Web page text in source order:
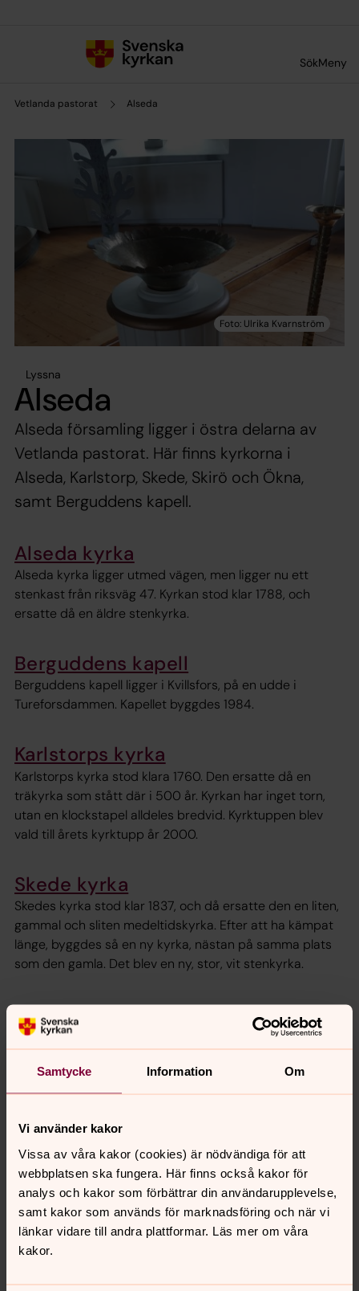
Samtycke Information Om
Vi använder kakor
Vissa av våra kakor (cookies) är nödvändiga för att
webbplatsen ska fungera. Här finns också kakor för
analys och kakor som förbättrar din användarupplevelse,
samt kakor som används för marknadsföring och när vi
länkar vidare till andra plattformar. Läs mer om våra
kakor.
SökMeny
Vetlanda pastorat Alseda
Lyssna
Alseda
Alseda församling ligger i östra delarna av
Vetlanda pastorat. Här finns kyrkorna i
Alseda, Karlstorp, Skede, Skirö och Ökna,
samt Berguddens kapell.
Alseda kyrka
Alseda kyrka ligger utmed vägen, men ligger nu ett
stenkast från riksväg 47. Kyrkan stod klar 1788, och
ersatte då en äldre stenkyrka.
Berguddens kapell
Berguddens kapell ligger i Kvillsfors, på en udde i
Tureforsdammen. Kapellet byggdes 1984.
Karlstorps kyrka
Karlstorps kyrka stod klara 1760. Den ersatte då en
träkyrka som stått där i 500 år. Kyrkan har inget torn,
utan en klockstapel alldeles bredvid. Kyrktuppen blev
vald till årets kyrktupp år 2000.
Skede kyrka
Skedes kyrka stod klar 1837, och då ersatte den en liten,
gammal och sliten medeltidskyrka. Efter att ha kämpat
länge, byggdes så en ny kyrka, nästan på samma plats
som den gamla. Det blev en ny, stor, vit stenkyrka.
Skirö kyrka
Skirö kyrka stod klar 1837, och ersatte då en mindre
medeltidskyrka. Den gamla kyrkan låg nere vid sjön, och
är nu en sliten ruin. Den nya kyrkan placerades uppe på
backen med vacker utsikt över sjön och omgivningarna.
Ökna kyrka
Ökna kyrka invigdes 1767, och ersatte då ett litet kapell.
Kyrkan är ovanlig med sitt runda torn, där den ligger
högt uppe på höjden, med milsvid utsikt åt alla
väderstrecken.